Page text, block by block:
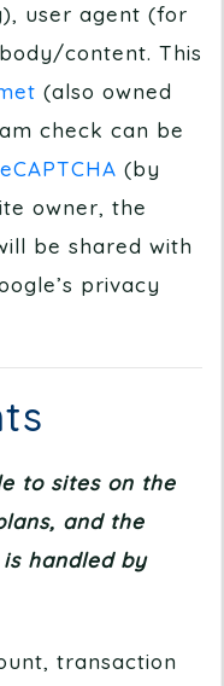
user agent (for
content. This
(also owned
check can be
(by
owner, the
be shared with
privacy
to sites on the
and the
handled by
transaction